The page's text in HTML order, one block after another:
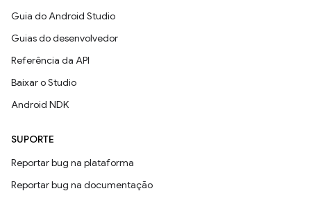
Guia do Android Studio
Guias do desenvolvedor
Referência da API
Baixar o Studio
Android NDK
SUPORTE
Reportar bug na plataforma
Reportar bug na documentação